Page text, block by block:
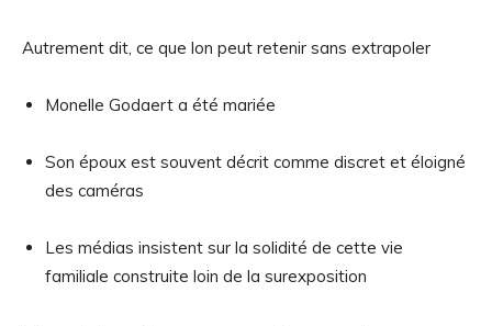
Autrement dit, ce que lon peut retenir sans extrapoler
Monelle Godaert a été mariée
Son époux est souvent décrit comme discret et éloigné
des caméras
Les médias insistent sur la solidité de cette vie
familiale construite loin de la surexposition